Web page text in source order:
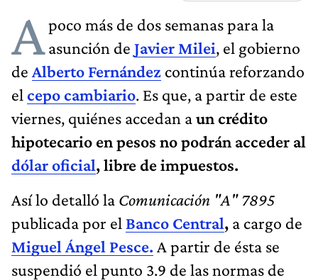
Apoco más de dos semanas para la
asunción de Javier Milei, el gobierno
de Alberto Fernández continúa reforzando
el cepo cambiario. Es que, a partir de este
viernes, quiénes accedan aun crédito
hipotecario en pesos no podrán acceder al
dólar oficial, libre de impuestos.
Así lo detalló la Comunicación "A" 7895
publicada por el Banco Central, a cargo de
Miguel Ángel Pesce. A partir de ésta se
suspendió el punto 3.9 de las normas de